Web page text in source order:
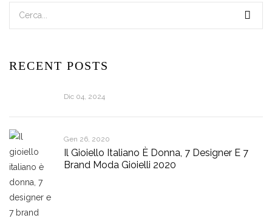
RECENT POSTS
Dic 04, 2024
Gen 26, 2020
Il Gioiello Italiano È Donna, 7 Designer E 7
Brand Moda Gioielli 2020